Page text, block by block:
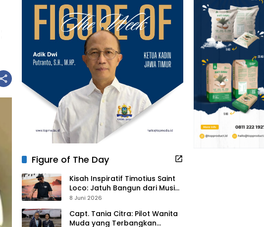
Figure of The Day
Kisah Inspiratif Timotius Saint
Loco: Jatuh Bangun dari Musik,
Pelayanan Pastor, hingga
8 Juni 2026
Capt. Tania Citra: Pilot Wanita
Muda yang Terbangkan